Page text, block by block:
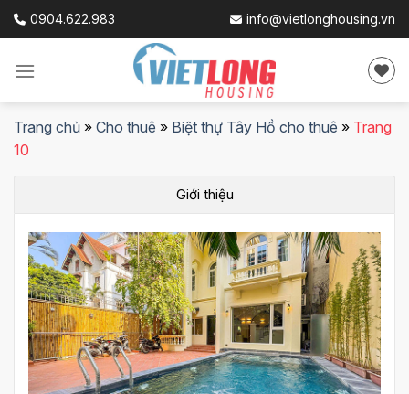
Skip
0904.622.983 info@vietlonghousing.vn
Trang chủ » Cho thuê » Biệt thự Tây Hồ cho thuê » Trang
10
Giới thiệu